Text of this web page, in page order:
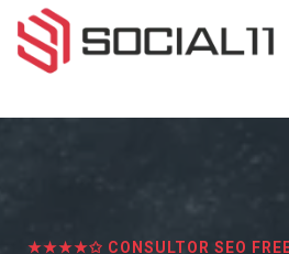
★★★★✩ CONSULTOR SEO